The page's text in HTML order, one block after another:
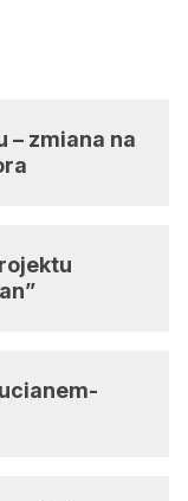
– zmiana na